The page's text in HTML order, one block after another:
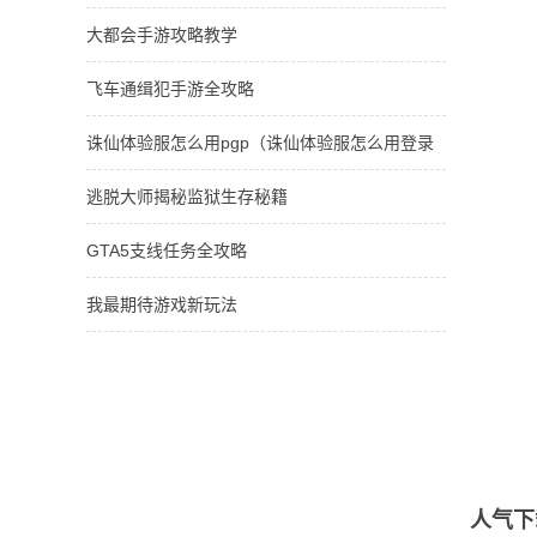
大都会手游攻略教学
飞车通缉犯手游全攻略
诛仙体验服怎么用pgp（诛仙体验服怎么用登录
器）
逃脱大师揭秘监狱生存秘籍
GTA5支线任务全攻略
我最期待游戏新玩法
人气